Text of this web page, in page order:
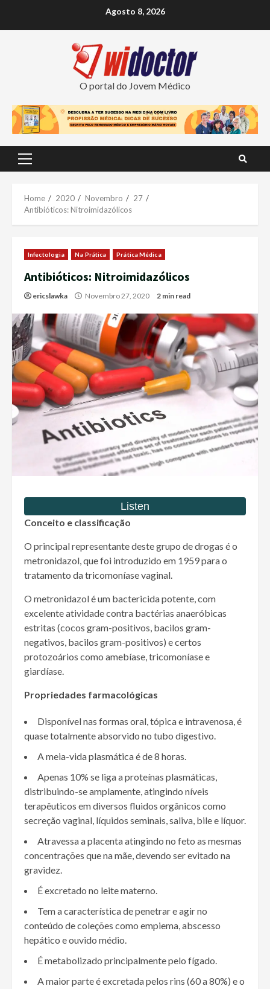
Agosto 8, 2026
O portal do Jovem Médico
Primary
Home 2020 Novembro
27
Antibióticos: Nitroimidazólicos
Infectologia Na Prática Prática Médica
Antibióticos: Nitroimidazólicos
ericslawka Novembro 27, 2020 2 min read
Conceito e classificação
O principal representante deste grupo de drogas é o
metronidazol, que foi introduzido em 1959 para o
tratamento da tricomoníase vaginal.
O metronidazol é um bactericida potente, com
excelente atividade contra bactérias anaeróbicas
estritas (cocos gram-positivos, bacilos gram-
negativos, bacilos gram-positivos) e certos
protozoários como amebíase, tricomoníase e
giardíase.
Propriedades farmacológicas
Disponível nas formas oral, tópica e intravenosa, é
quase totalmente absorvido no tubo digestivo.
A meia-vida plasmática é de 8 horas.
Apenas 10% se liga a proteínas plasmáticas,
distribuindo-se amplamente, atingindo níveis
terapêuticos em diversos fluidos orgânicos como
secreção vaginal, líquidos seminais, saliva, bile e líquor.
Atravessa a placenta atingindo no feto as mesmas
concentrações que na mãe, devendo ser evitado na
gravidez.
É excretado no leite materno.
Tem a característica de penetrar e agir no
conteúdo de coleções como empiema, abscesso
hepático e ouvido médio.
É metabolizado principalmente pelo fígado.
A maior parte é excretada pelos rins (60 a 80%) e o